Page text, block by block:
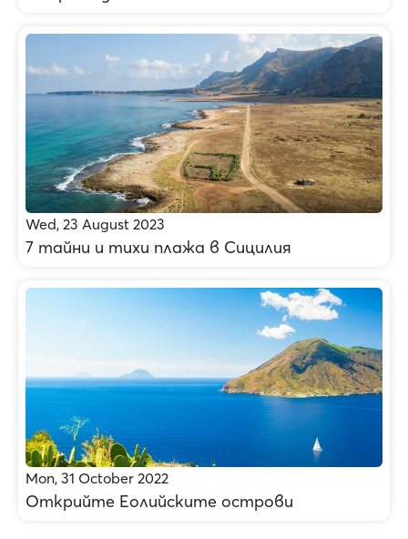
Wed, 23 August 2023
7 тайни и тихи плажа в Сицилия
Mon, 31 October 2022
Открийте Еолийските острови